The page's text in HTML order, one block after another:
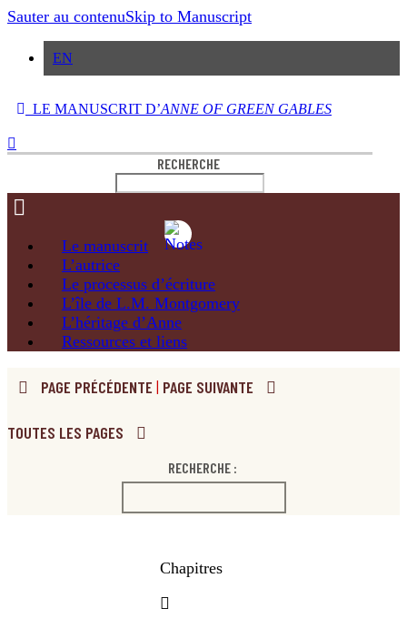
Sauter au contenuSkip to Manuscript
EN
LE MANUSCRIT D’ANNE OF GREEN GABLES
RECHERCHE
Le manuscrit
L’autrice
Le processus d’écriture
L’île de L.M. Montgomery
L’héritage d’Anne
Ressources et liens
PAGE PRÉCÉDENTE | PAGE SUIVANTE
TOUTES LES PAGES
RECHERCHE :
Chapitres